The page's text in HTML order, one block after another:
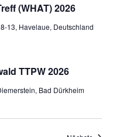
(WHAT) 2026
13, Havelaue, Deutschland
TTPW 2026
Bad Dürkheim